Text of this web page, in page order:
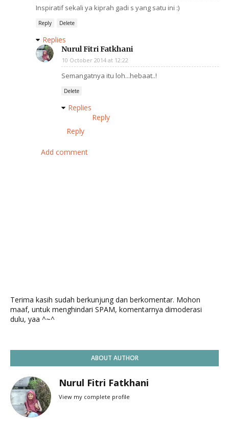
Inspiratif sekali ya kiprah gadi s yang satu ini :)
Reply Delete
Replies
Nurul Fitri Fatkhani
10 October 2014 at 12:22
Semangatnya itu loh...hebaat..!
Delete
Replies
Reply
Reply
Add comment
Terima kasih sudah berkunjung dan berkomentar. Mohon
maaf, untuk menghindari SPAM, komentarnya dimoderasi
dulu, yaa ^~^
ABOUT AUTHOR
Nurul Fitri Fatkhani
View my complete profile